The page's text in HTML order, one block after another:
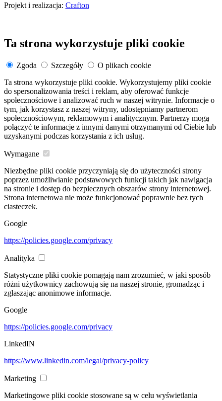
Projekt i realizacja: Crafton
Ta strona wykorzystuje pliki cookie
Zgoda Szczegóły
O plikach cookie
Ta strona wykorzystuje pliki cookie. Wykorzystujemy pliki cookie
do spersonalizowania treści i reklam, aby oferować funkcje
społecznościowe i analizować ruch w naszej witrynie. Informacje o
tym, jak korzystasz z naszej witryny, udostępniamy partnerom
społecznościowym, reklamowym i analitycznym. Partnerzy mogą
połączyć te informacje z innymi danymi otrzymanymi od Ciebie lub
uzyskanymi podczas korzystania z ich usług.
Wymagane
Niezbędne pliki cookie przyczyniają się do użyteczności strony
poprzez umożliwianie podstawowych funkcji takich jak nawigacja
na stronie i dostęp do bezpiecznych obszarów strony internetowej.
Strona internetowa nie może funkcjonować poprawnie bez tych
ciasteczek.
Google
https://policies.google.com/privacy
Analityka
Statystyczne pliki cookie pomagają nam zrozumieć, w jaki sposób
różni użytkownicy zachowują się na naszej stronie, gromadząc i
zgłaszając anonimowe informacje.
Google
https://policies.google.com/privacy
LinkedIN
https://www.linkedin.com/legal/privacy-policy
Marketing
Marketingowe pliki cookie stosowane są w celu wyświetlania